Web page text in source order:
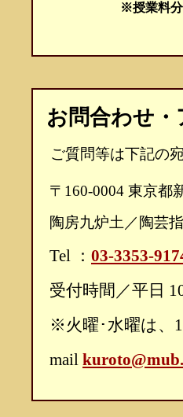
※授業料
お問合わせ・
ご質問等は下記の
〒160-0004 東京都
陶房九炉土／陶芸
Tel ： 03-3353-
受付時間／平日
※火曜･水曜は、
mail